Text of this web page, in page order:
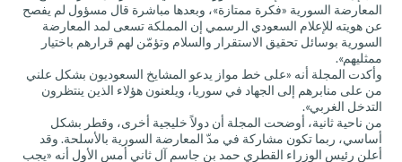
المعارضة السورية «فكرة ممتازة»، وبعدها مباشرة قال مسؤول لم يفصح
عن هويته للإعلام السعودي الرسمي إن المملكة تسعى لمد المعارضة
السورية بوسائل تحقيق الاستقرار والسلام وتؤمّن لهم قرارهم باختيار
ممثليهم».
وأكدت المجلة أنه «على خط مواز يدعو المشايخ السعوديون بشكل علني
من على منابرهم إلى الجهاد في سوريا، ويلعنون هؤلاء الذين ينتظرون
التدخل الغربي».
من ناحية ثانية، أوضحت المجلة أن دولاً خليجية أخرى، وقطر بشكل
أساسي، ربما تكون مشاركة في مدّ المعارضة السورية بالأسلحة. وقد
أعلن رئيس الوزراء القطري حمد بن جاسم آل ثاني أمس الأول أنه «يجب